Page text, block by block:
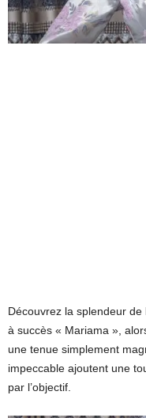
Découvrez la splendeur
à succès « Mariama »,
une tenue simplement
impeccable ajoutent une
par l’objectif.